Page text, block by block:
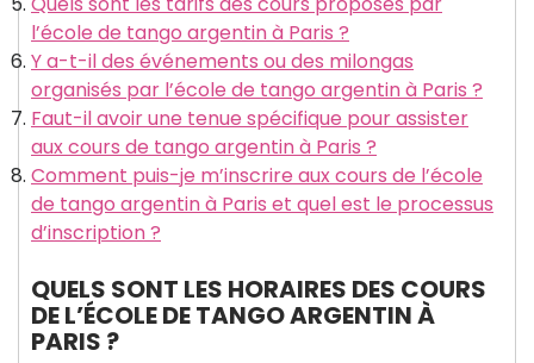
l’école de tango argentin à Paris ?
Y a-t-il des événements ou des milongas
organisés par l’école de tango argentin à Paris ?
Faut-il avoir une tenue spécifique pour assister
aux cours de tango argentin à Paris ?
Comment puis-je m’inscrire aux cours de l’école
de tango argentin à Paris et quel est le processus
d’inscription ?
QUELS SONT LES HORAIRES DES COURS
DE L’ÉCOLE DE TANGO ARGENTIN À
PARIS ?